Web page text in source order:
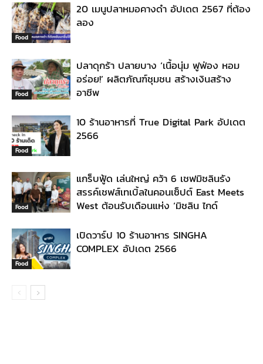
Food
20 เมนูปลาหมอคางดำ อัปเดต 2567 ที่ต้อง
ลอง
Food
ปลาดุกร้า ปลายบาง ‘เนื้อนุ่ม ฟูฟ่อง หอม
อร่อย!’ ผลิตภัณฑ์ชุมชน สร้างเงินสร้าง
อาชีพ
Food
10 ร้านอาหารที่ True Digital Park อัปเดต
2566
Food
แกร็บฟู้ด เล่นใหญ่ คว้า 6 เชฟมิชลินรัง
สรรค์เชฟส์เทเบิ้ลในคอนเซ็ปต์ East Meets
West ต้อนรับเดือนแห่ง ‘มิชลิน ไกด์
Food
เปิดวาร์ป 10 ร้านอาหาร SINGHA
COMPLEX อัปเดต 2566